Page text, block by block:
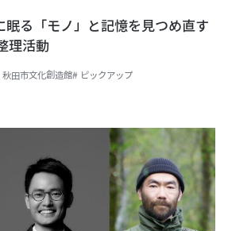
眠る「モノ」と記憶を見つめ直す
理活動
秋田市文化創造館# ピックアップ